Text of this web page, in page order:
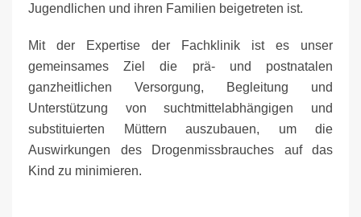
Jugendlichen und ihren Familien beigetreten ist.
Mit der Expertise der Fachklinik ist es unser
gemeinsames Ziel die prä- und postnatalen
ganzheitlichen Versorgung, Begleitung und
Unterstützung von suchtmittelabhängigen und
substituierten Müttern auszubauen, um die
Auswirkungen des Drogenmissbrauches auf das
Kind zu minimieren.